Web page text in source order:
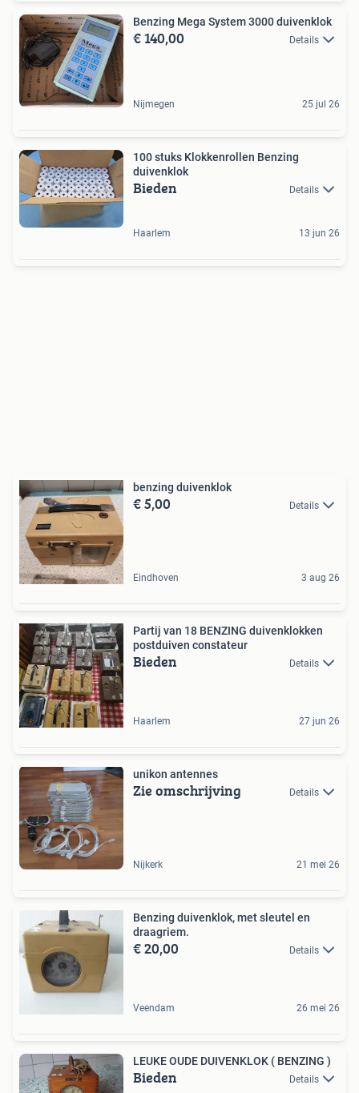
Benzing Mega System 3000 duivenklok
€ 140,00 Details
Nijmegen 25 jul 26
100 stuks Klokkenrollen Benzing
duivenklok
Bieden Details
Haarlem 13 jun 26
benzing duivenklok
€ 5,00 Details
Eindhoven 3 aug 26
Partij van 18 BENZING duivenklokken
postduiven constateur
Bieden Details
Haarlem 27 jun 26
unikon antennes
Zie omschrijving Details
Nijkerk 21 mei 26
Benzing duivenklok, met sleutel en
draagriem.
€ 20,00 Details
Veendam 26 mei 26
LEUKE OUDE DUIVENKLOK ( BENZING )
Bieden Details